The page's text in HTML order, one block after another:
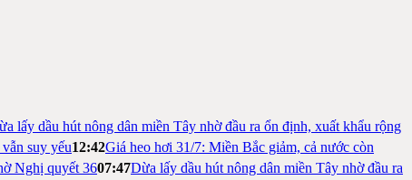
lấy dầu hút nông dân miền Tây nhờ đầu ra ổn định, xuất khẩu rộng
suy yếu12:42Giá heo hơi 31/7: Miền Bắc giảm, cả nước còn
Nghị quyết 3607:47Dừa lấy dầu hút nông dân miền Tây nhờ đầu ra